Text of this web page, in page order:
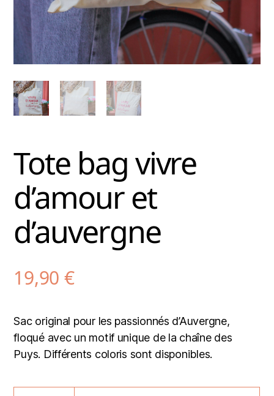
Tote bag vivre
d’amour et
d’auvergne
19,90 €
Sac original pour les passionnés d’Auvergne,
floqué avec un motif unique de la chaîne des
Puys. Différents coloris sont disponibles.